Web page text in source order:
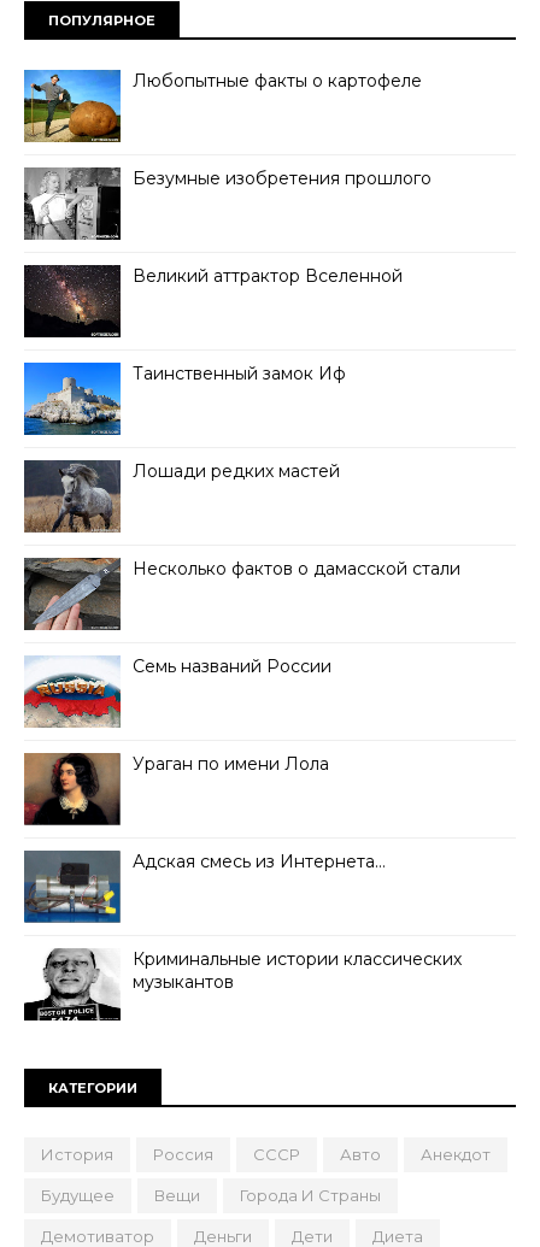
ПОПУЛЯРНОЕ
Любопытные факты о картофеле
Безумные изобретения прошлого
Великий аттрактор Вселенной
Таинственный замок Иф
Лошади редких мастей
Несколько фактов о дамасской стали
Семь названий России
Ураган по имени Лола
Адская смесь из Интернета…
Криминальные истории классических
музыкантов
КАТЕГОРИИ
История Россия СССР Авто Анекдот
Будущее Вещи Города И Страны
Демотиватор Деньги Дети Диета